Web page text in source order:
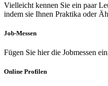
Vielleicht kennen Sie ein paar
indem sie Ihnen Praktika oder
Job-Messen
Fügen Sie hier die Jobmessen
Online Profilen